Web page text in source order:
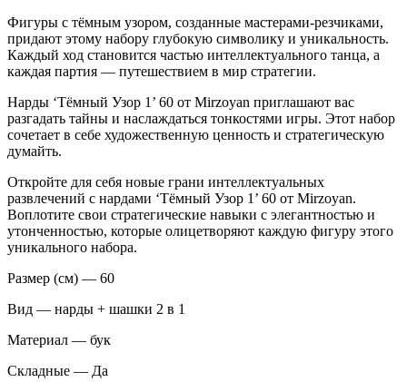
Фигуры с тёмным узором, созданные мастерами-резчиками,
придают этому набору глубокую символику и уникальность.
Каждый ход становится частью интеллектуального танца, а
каждая партия — путешествием в мир стратегии.
Нарды ‘Тёмный Узор 1’ 60 от Mirzoyan приглашают вас
разгадать тайны и наслаждаться тонкостями игры. Этот набор
сочетает в себе художественную ценность и стратегическую
думайть.
Откройте для себя новые грани интеллектуальных
развлечений с нардами ‘Тёмный Узор 1’ 60 от Mirzoyan.
Воплотите свои стратегические навыки с элегантностью и
утонченностью, которые олицетворяют каждую фигуру этого
уникального набора.
Размер (см) — 60
Вид — нарды + шашки 2 в 1
Материал — бук
Складные — Да